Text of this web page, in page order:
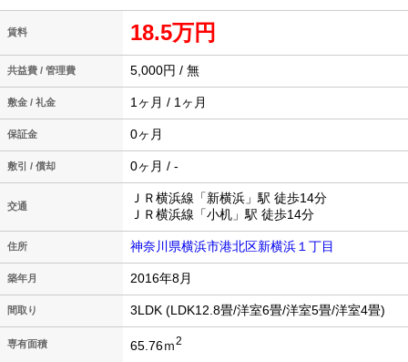
賃料 18.5万円
共益費 / 管理費 5,000円 / 無
敷金 / 礼金 1ヶ月 / 1ヶ月
保証金 0ヶ月
敷引 / 償却 0ヶ月 / -
交通
ＪＲ横浜線「新横浜」駅 徒歩14分
ＪＲ横浜線「小机」駅 徒歩14分
住所 神奈川県横浜市港北区新横浜１丁目
築年月 2016年8月
間取り 3LDK (LDK12.8畳/洋室6畳/洋室5畳/洋室4畳)
専有面積 65.76ｍ2